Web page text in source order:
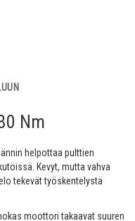
Nm
helpottaa pulttien
Kevyt, mutta vahva
tekevät työskentelystä
moottori takaavat suuren